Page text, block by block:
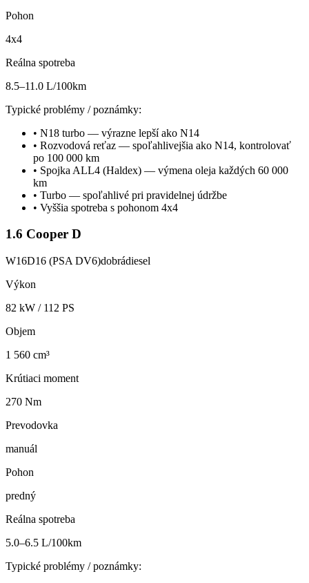
Pohon
4x4
Reálna spotreba
8.5–11.0 L/100km
Typické problémy / poznámky:
• N18 turbo — výrazne lepší ako N14
• Rozvodová reťaz — spoľahlivejšia ako N14, kontrolovať
po 100 000 km
• Spojka ALL4 (Haldex) — výmena oleja každých 60 000
km
• Turbo — spoľahlivé pri pravidelnej údržbe
• Vyššia spotreba s pohonom 4x4
1.6 Cooper D
W16D16 (PSA DV6)dobrádiesel
Výkon
82 kW / 112 PS
Objem
1 560 cm³
Krútiaci moment
270 Nm
Prevodovka
manuál
Pohon
predný
Reálna spotreba
5.0–6.5 L/100km
Typické problémy / poznámky: